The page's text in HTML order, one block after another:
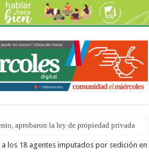
aprobaron la ley de propiedad privada
de los 90 niños, niñas y adolescentes que
los 18 agentes imputados por sedición en